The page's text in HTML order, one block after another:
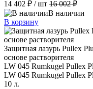
14 402 ₽ / шт 16 002 ₽
В наличии
В корзину
Защитная лазурь Pullex
основе растворителя
LW 045 Rumkugel Pullex
LW 045 Rumkugel Pullex
10 л.